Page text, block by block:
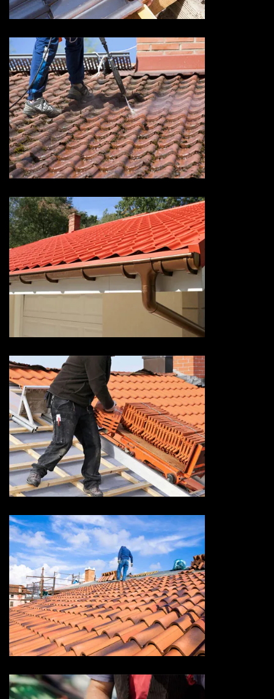
Devis nettoyage de toiture 73
Savoie
Devis pose de gouttière 73
Devis réparation de toiture 73
Savoie
Devis toiture 73 Savoie